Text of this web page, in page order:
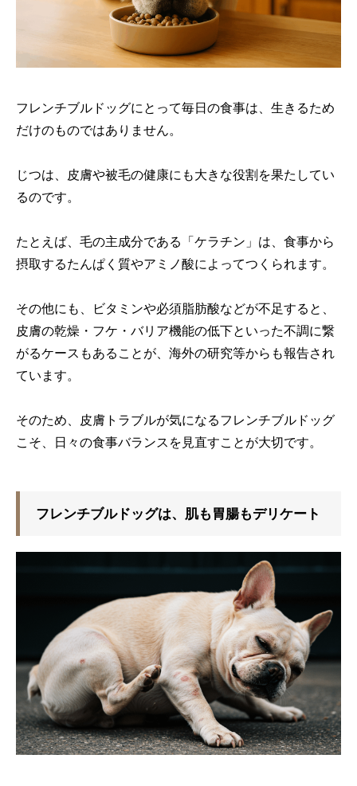
フレンチブルドッグにとって毎日の食事は、生きるため
だけのものではありません。
じつは、皮膚や被毛の健康にも大きな役割を果たしてい
るのです。
たとえば、毛の主成分である「ケラチン」は、食事から
摂取するたんぱく質やアミノ酸によってつくられます。
その他にも、ビタミンや必須脂肪酸などが不足すると、
皮膚の乾燥・フケ・バリア機能の低下といった不調に繋
がるケースもあることが、海外の研究等からも報告され
ています。
そのため、皮膚トラブルが気になるフレンチブルドッグ
こそ、日々の食事バランスを見直すことが大切です。
フレンチブルドッグは、肌も胃腸もデリケート